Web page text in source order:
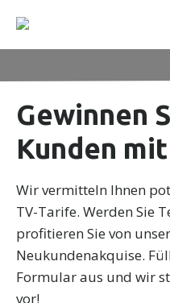
Gewinnen
Kunden
Wir vermitteln Ihnen
TV-Tarife. Werden Sie
profitieren Sie von
Neukundenakquise.
Formular aus und wir
vor!